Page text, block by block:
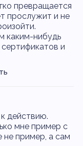
превращается
прослужит и не
каким-нибудь
и
действию.
мне пример с
не пример, а сам